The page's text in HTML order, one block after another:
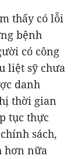
thấy có lỗi
bệnh
có công
liệt sỹ chưa
danh
thời gian
tục thực
sách,
hơn nữa